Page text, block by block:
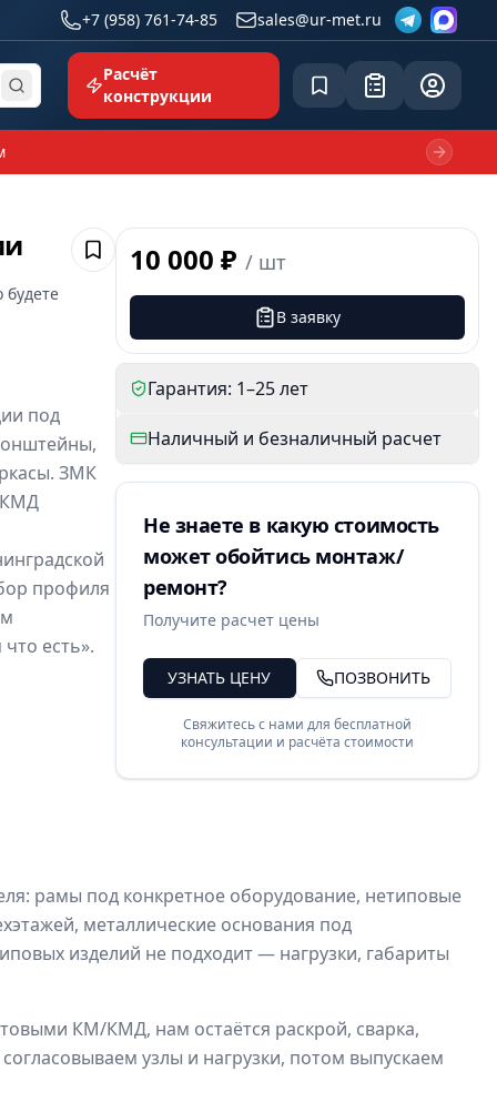
+7 (958) 761-74-85 sales@ur-met.ru
Расчёт
конструкции
Сохранённое
Заявка
Next
Сохранить
будете
под
ЗМК
КМД
профиля
есть».
10 000 ₽ / шт
В заявку
Гарантия: 1–25 лет
Наличный и безналичный расчет
Не знаете в какую стоимость
может обойтись монтаж/
ремонт?
Получите расчет цены
УЗНАТЬ ЦЕНУ ПОЗВОНИТЬ
Свяжитесь с нами для бесплатной
консультации и расчёта стоимости
рамы под конкретное оборудование, нетиповые
металлические основания под
изделий не подходит — нагрузки, габариты
КМ/КМД, нам остаётся раскрой, сварка,
узлы и нагрузки, потом выпускаем